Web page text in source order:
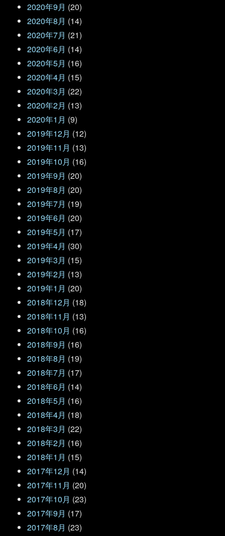
2020年9月 (20)
2020年8月 (14)
2020年7月 (21)
2020年6月 (14)
2020年5月 (16)
2020年4月 (15)
2020年3月 (22)
2020年2月 (13)
2020年1月 (9)
2019年12月 (12)
2019年11月 (13)
2019年10月 (16)
2019年9月 (20)
2019年8月 (20)
2019年7月 (19)
2019年6月 (20)
2019年5月 (17)
2019年4月 (30)
2019年3月 (15)
2019年2月 (13)
2019年1月 (20)
2018年12月 (18)
2018年11月 (13)
2018年10月 (16)
2018年9月 (16)
2018年8月 (19)
2018年7月 (17)
2018年6月 (14)
2018年5月 (16)
2018年4月 (18)
2018年3月 (22)
2018年2月 (16)
2018年1月 (15)
2017年12月 (14)
2017年11月 (20)
2017年10月 (23)
2017年9月 (17)
2017年8月 (23)